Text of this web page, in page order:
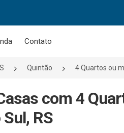
Contato
Quintão 4 Quartos ou
com 4
RS